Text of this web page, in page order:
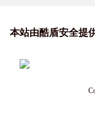
本站由酷盾安全提